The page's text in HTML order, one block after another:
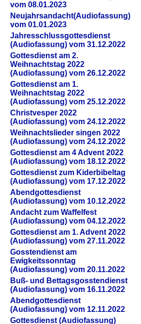
vom 08.01.2023
Neujahrsandacht(Audiofassung)
vom 01.01.2023
Jahresschlussgottesdienst
(Audiofassung) vom 31.12.2022
Gottesdienst am 2.
Weihnachtstag 2022
(Audiofassung) vom 26.12.2022
Gottesdienst am 1.
Weihnachtstag 2022
(Audiofassung) vom 25.12.2022
Christvesper 2022
(Audiofassung) vom 24.12.2022
Weihnachtslieder singen 2022
(Audiofassung) vom 24.12.2022
Gottesdienst am 4 Advent 2022
(Audiofassung) vom 18.12.2022
Gottesdienst zum Kiderbibeltag
(Audiofassung) vom 17.12.2022
Abendgottesdienst
(Audiofassung) vom 10.12.2022
Andacht zum Waffelfest
(Audiofassung) vom 04.12.2022
Gottesdienst am 1. Advent 2022
(Audiofassung) vom 27.11.2022
Gosstendienst am
Ewigkeitssonntag
(Audiofassung) vom 20.11.2022
Buß- und Bettagsgosstendienst
(Audiofassung) vom 16.11.2022
Abendgottesdienst
(Audiofassung) vom 12.11.2022
Gottesdienst (Audiofassung)